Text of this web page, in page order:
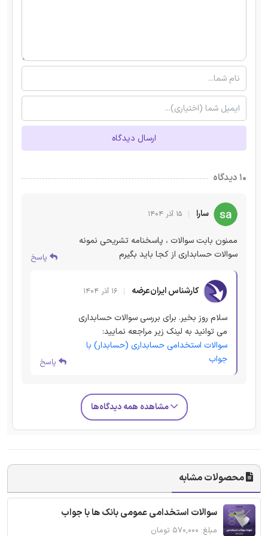
ارسال دیدگاه
۱۰ دیدگاه
سارا ۱۵ آذر ۱۴۰۴
ممنون بابت سوالات ، پاسخنامه تشریحی نمونه
سوالات حسابداری از کجا باید بگیرم
پاسخ
کارشناس ایران‌عرضه ۱۶ آذر ۱۴۰۴
سلام روز بخیر. برای بررسی سوالات حسابداری
می توانید به لینک زیر مراجعه نمایید:
سوالات استخدامی حسابداری (حسابدار) با
جواب
پاسخ
مشاهده همه دیدگاه‌ها
محصولات مشابه
سوالات استخدامی عمومی بانک ها با جواب
مبلغ: ۵۷۰,۰۰۰ تومان